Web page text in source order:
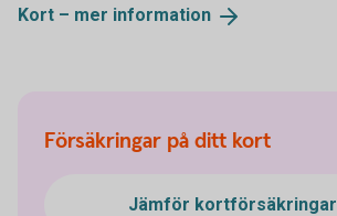
Kort – mer information
Försäkringar på ditt kort
Jämför kortförsäkringar